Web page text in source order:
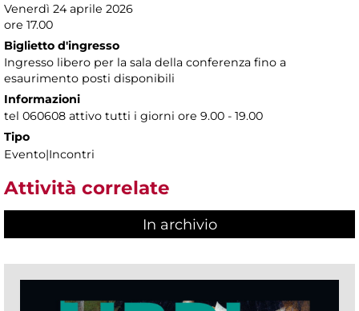
Venerdì 24 aprile 2026
ore 17.00
Biglietto d'ingresso
Ingresso libero per la sala della conferenza fino a
esaurimento posti disponibili
Informazioni
tel 060608 attivo tutti i giorni ore 9.00 - 19.00
Tipo
Evento|Incontri
Attività correlate
In archivio